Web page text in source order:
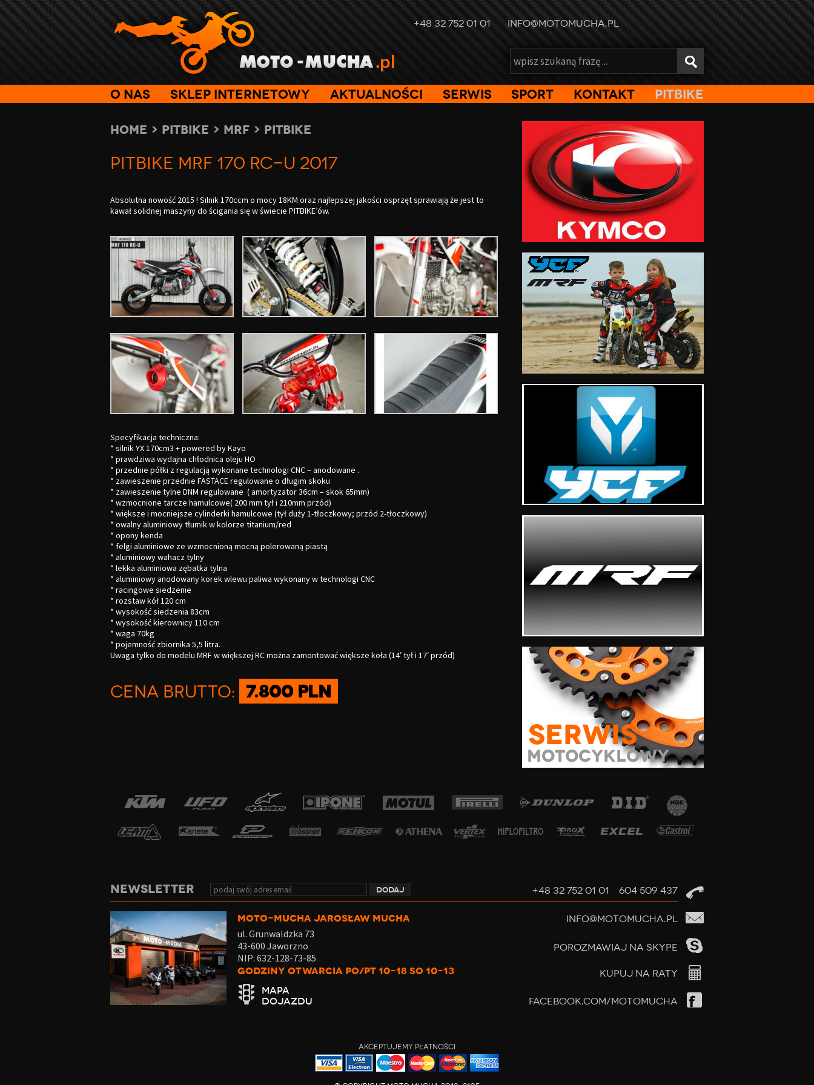
O nas Sklep internetowy Aktualności Serwis Sport Kontakt PitBike
+48 32 752 01 01 INFO@MOTOMUCHA.PL
Home > PitBike > MRF > PitBike
PitBike MRF 170 RC-U 2017
Absolutna nowość 2015 ! Silnik 170ccm o mocy 18KM oraz najlepszej jakości osprzęt sprawiają że jest to
kawał solidnej maszyny do ścigania się w świecie PITBIKE’ów.
Specyfikacja techniczna:
* silnik YX 170cm3 + powered by Kayo
* prawdziwa wydajna chłodnica oleju HO
* przednie półki z regulacją wykonane technologi CNC–anodowane .
* zawieszenie przednie FASTACEregulowane o długim skoku
* zawieszenie tylne DNM regulowane ( amortyzator 36cm – skok 65mm)
* wzmocnione tarcze hamulcowe( 200 mm tył i 210mm przód)
* większe i mocniejsze cylinderki hamulcowe (tył duży 1-tłoczkowy; przód 2-tłoczkowy)
* owalny aluminiowy tłumik w kolorze titanium/red
* opony kenda
* felgi aluminiowe ze wzmocnioną mocną polerowaną piastą
* aluminiowywahacz tylny
* lekka aluminiowa zębatka tylna
* aluminiowy anodowany korek wlewu paliwa wykonany w technologi CNC
* racingowe siedzenie
* rozstaw kół 120 cm
* wysokość siedzenia 83cm
* wysokość kierownicy 110 cm
* waga 70kg
* pojemność zbiornika 5,5 litra.
Uwaga tylko do modelu MRF w większej RC można zamontować większe koła (14′ tył i 17′ przód)
Cena brutto: 7.800 pln
NEWSLETTER
MOTO-MUCHA JAROSŁAW MUCHA
ul. Grunwaldzka 73
43-600 Jaworzno
NIP: 632-128-73-85
Godziny otwarcia Po/Pt 10-18 So 10-13
+48 32 752 01 01 604 509 437
INFO@MOTOMUCHA.PL
Porozmawiaj na skype
MAPA
DOJAZDU
KUPUJ NA RATY
FACEBOOK.COM/MOTOMUCHA
AKCEPTUJEMY PŁATNOŚCI